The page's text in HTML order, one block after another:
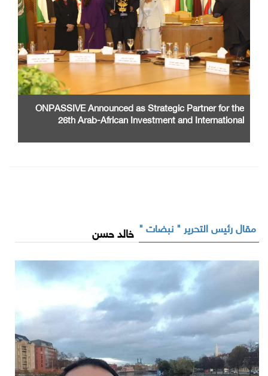
ONPASSIVE Announced as Strategic Partner for the
26th Arab-African Investment and International
مقال رئيس التحرير " نبضات " خالد حسن